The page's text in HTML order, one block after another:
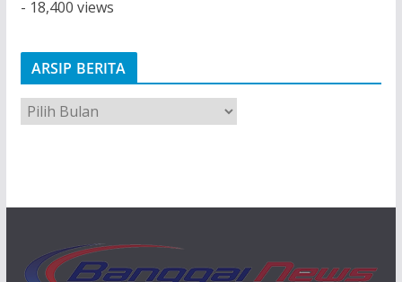
- 18,400 views
ARSIP BERITA
A
r